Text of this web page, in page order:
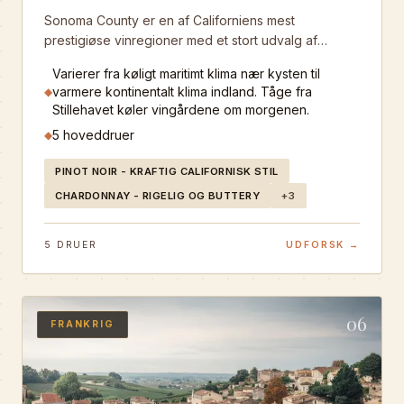
Sonoma County er en af Californiens mest
prestigiøse vinregioner med et stort udvalg af
elegante Pinot Noir fra de kølige kystområder og
kraftige Cabernet Sauvignon fra de varmere indre
dale.
◆
Varierer fra køligt maritimt klima nær kysten til
varmere kontinentalt klima indland. Tåge fra
Stillehavet køler vingårdene om morgenen.
◆5 hoveddruer
PINOT NOIR - KRAFTIG CALIFORNISK STIL
CHARDONNAY - RIGELIG OG BUTTERY
+3
5 DRUER UDFORSK →
FRANKRIG 06